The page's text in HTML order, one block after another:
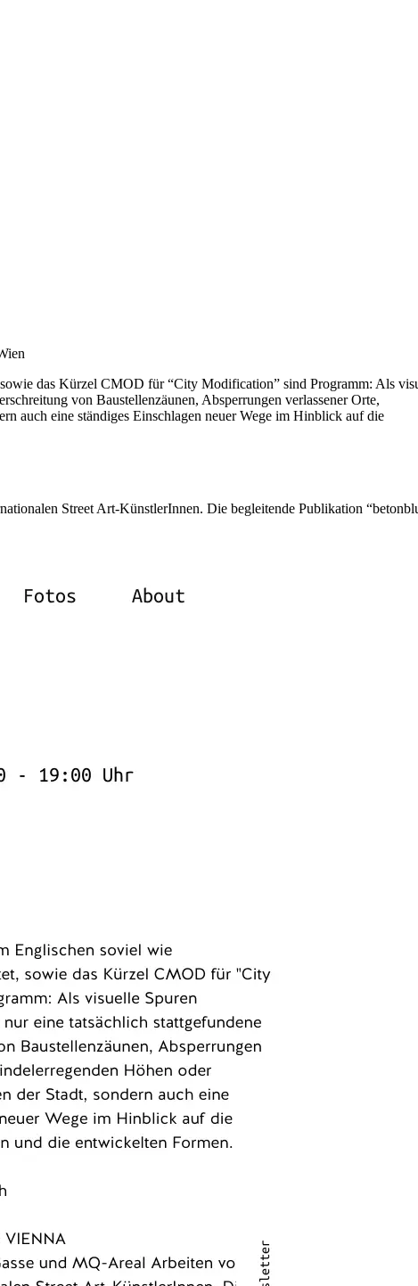
das Kürzel CMOD für “City Modification” sind Programm: Als
von Baustellenzäunen, Absperrungen verlassener Orte,
auch eine ständiges Einschlagen neuer Wege im Hinblick auf die
Street Art-KünstlerInnen. Die begleitende Publikation